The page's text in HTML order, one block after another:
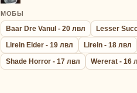
МОБЫ
Baar Dre Vanul - 20 лвл Lesser
Lirein Elder - 19 лвл
Lirein - 18 лвл
Shade Horror - 17 лвл
Wererat - 16